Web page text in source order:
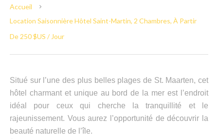
Accueil
Location Saisonnière Hôtel Saint-Martin, 2 Chambres, À Partir
De 250 $US / Jour
Situé sur l’une des plus belles plages de St. Maarten, cet
hôtel charmant et unique au bord de la mer est l’endroit
idéal pour ceux qui cherche la tranquillité et le
rajeunissement. Vous aurez l’opportunité de découvrir la
beauté naturelle de l’île.